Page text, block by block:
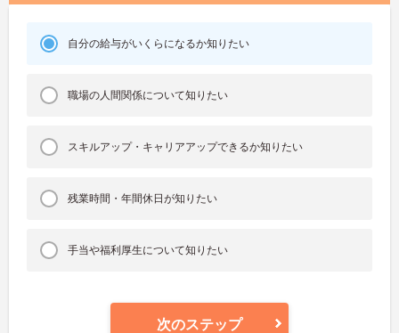
自分の給与がいくらになるか知りたい
職場の人間関係について知りたい
スキルアップ・キャリアアップできるか知りたい
残業時間・年間休日が知りたい
手当や福利厚生について知りたい
次のステップ